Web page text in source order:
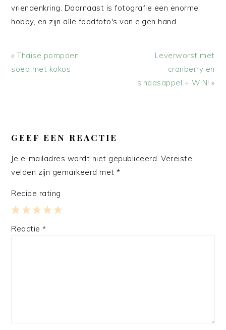
vriendenkring. Daarnaast is fotografie een enorme
hobby, en zijn alle foodfoto's van eigen hand.
Vorig
bericht:
« Thaise pompoen
soep met kokos
Volgend
bericht:
Leverworst met
cranberry en
sinaasappel + WIN! »
INTERACTIES
GEEF EEN REACTIE
Je e-mailadres wordt niet gepubliceerd. Vereiste
velden zijn gemarkeerd met*
Recipe rating
4
3
2
1
Reactie*